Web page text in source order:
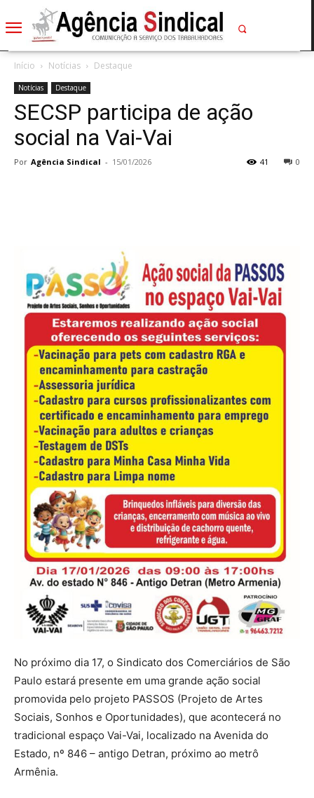
Início Notícias Destaque
Notícias Destaque
SECSP participa de ação
social na Vai-Vai
Por Agência Sindical - 15/01/2026 0
41
No próximo dia 17, o Sindicato dos Comerciários de São
Paulo estará presente em uma grande ação social
promovida pelo projeto PASSOS (Projeto de Artes
Sociais, Sonhos e Oportunidades), que acontecerá no
tradicional espaço Vai-Vai, localizado na Avenida do
Estado, nº 846 – antigo Detran, próximo ao metrô
Armênia.